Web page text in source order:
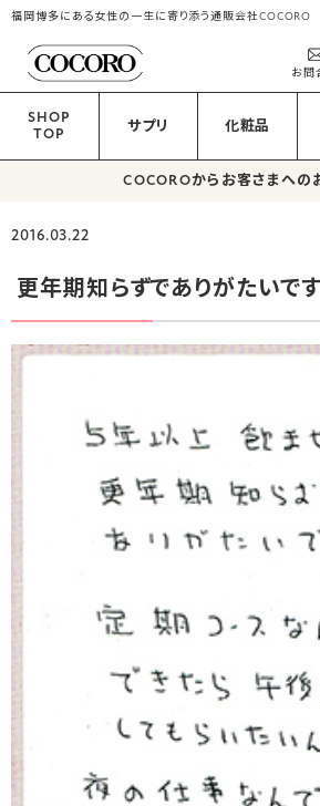
福岡博多にある女性の一生に寄り添う通販会社COCORO
お問
SHOP
TOP
サプリ 化粧品
COCOROからお客さまへの
2016.03.22
更年期知らずでありがたいです